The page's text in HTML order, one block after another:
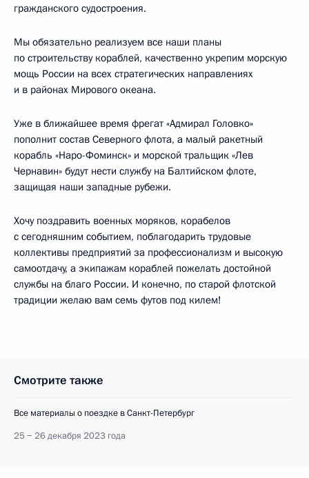
гражданского судостроения.
Мы обязательно реализуем все наши планы
по строительству кораблей, качественно укрепим морскую
мощь России на всех стратегических направлениях
и в районах Мирового океана.
Уже в ближайшее время фрегат «Адмирал Головко»
пополнит состав Северного флота, а малый ракетный
корабль «Наро-Фоминск» и морской тральщик «Лев
Чернавин» будут нести службу на Балтийском флоте,
защищая наши западные рубежи.
Хочу поздравить военных моряков, корабелов
с сегодняшним событием, поблагодарить трудовые
коллективы предприятий за профессионализм и высокую
самоотдачу, а экипажам кораблей пожелать достойной
службы на благо России. И конечно, по старой флотской
традиции желаю вам семь футов под килем!
Смотрите также
Все материалы о поездке в Санкт-Петербург
25 − 26 декабря 2023 года